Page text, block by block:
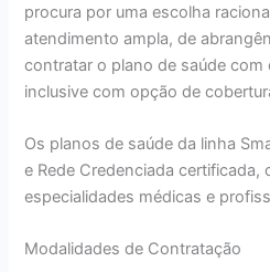
procura por uma escolha
atendimento ampla, de
contratar o plano de saúde com
inclusive com opção de
Os planos de saúde da linha
e Rede Credenciada certificada,
especialidades médicas e
Modalidades de Contratação